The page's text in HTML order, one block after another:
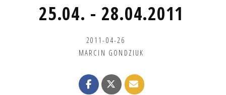
25.04. - 28.04.2011
2011-04-26
MARCIN GONDZIUK